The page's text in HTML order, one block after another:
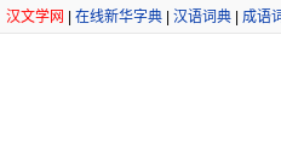
汉文学网 在线新华字典 汉语词典 成语